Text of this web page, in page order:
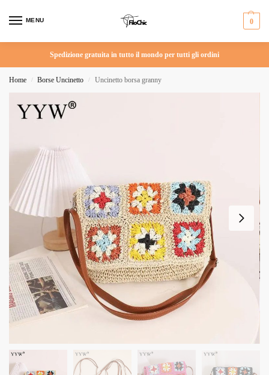
MENU 0
Spedizione gratuita in tutto il mondo per tutti gli ordini
Home / Borse Uncinetto / Uncinetto borsa granny